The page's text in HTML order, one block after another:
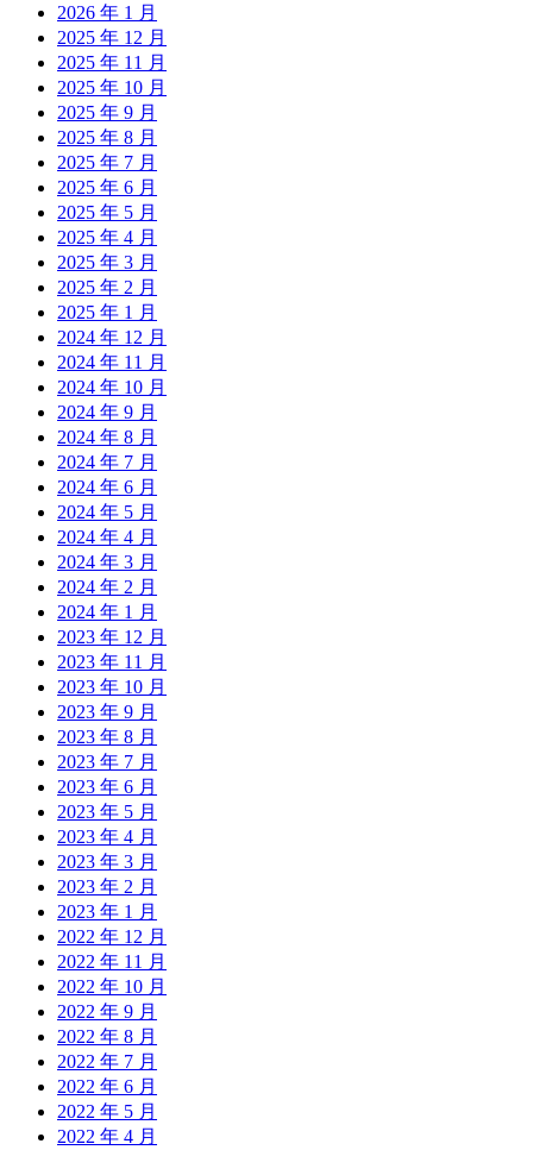
2026 年 1 月
2025 年 12 月
2025 年 11 月
2025 年 10 月
2025 年 9 月
2025 年 8 月
2025 年 7 月
2025 年 6 月
2025 年 5 月
2025 年 4 月
2025 年 3 月
2025 年 2 月
2025 年 1 月
2024 年 12 月
2024 年 11 月
2024 年 10 月
2024 年 9 月
2024 年 8 月
2024 年 7 月
2024 年 6 月
2024 年 5 月
2024 年 4 月
2024 年 3 月
2024 年 2 月
2024 年 1 月
2023 年 12 月
2023 年 11 月
2023 年 10 月
2023 年 9 月
2023 年 8 月
2023 年 7 月
2023 年 6 月
2023 年 5 月
2023 年 4 月
2023 年 3 月
2023 年 2 月
2023 年 1 月
2022 年 12 月
2022 年 11 月
2022 年 10 月
2022 年 9 月
2022 年 8 月
2022 年 7 月
2022 年 6 月
2022 年 5 月
2022 年 4 月